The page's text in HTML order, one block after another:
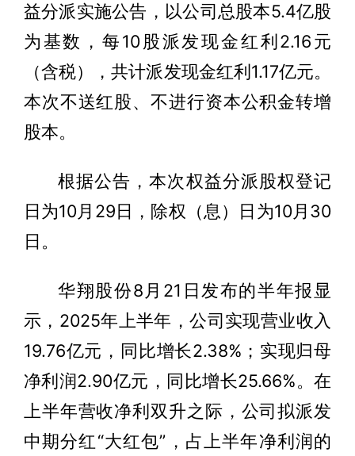
益分派实施公告，以公司总股本5.4亿股
为基数，每10股派发现金红利2.16元
（含税），共计派发现金红利1.17亿元。
本次不送红股、不进行资本公积金转增
股本。
根据公告，本次权益分派股权登记
日为10月29日，除权（息）日为10月30
日。
华翔股份8月21日发布的半年报显
示，2025年上半年，公司实现营业收入
19.76亿元，同比增长2.38%；实现归母
净利润2.90亿元，同比增长25.66%。在
上半年营收净利双升之际，公司拟派发
中期分红“大红包”，占上半年净利润的